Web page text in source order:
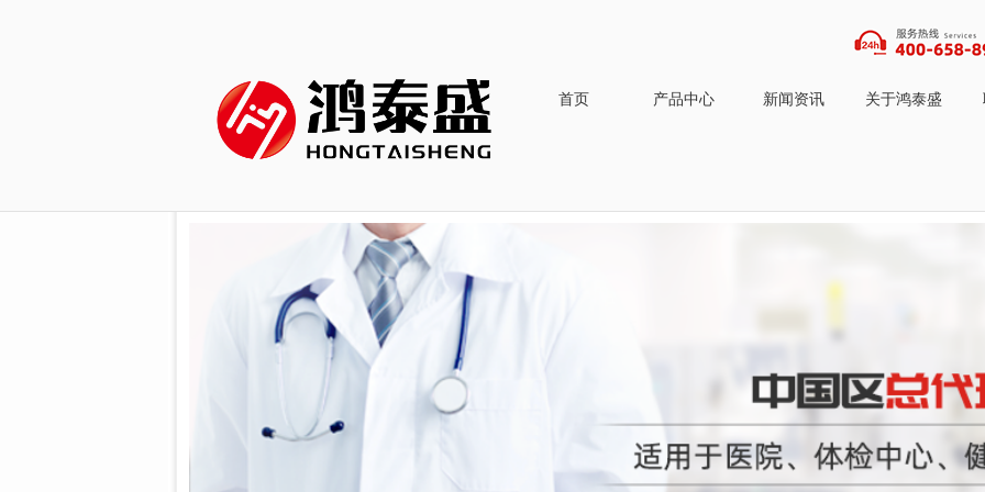
首页 产品中心 新闻资讯 关于鸿泰盛